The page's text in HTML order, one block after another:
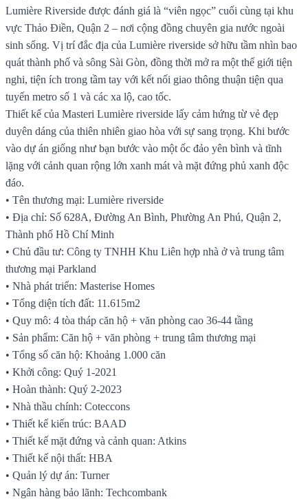
Lumière Riverside được đánh giá là “viên ngọc” cuối cùng tại khu
vực Thảo Điền, Quận 2 – nơi cộng đồng chuyên gia nước ngoài
sinh sống. Vị trí đắc địa của Lumière riverside sở hữu tầm nhìn bao
quát thành phố và sông Sài Gòn, đồng thời mở ra một thế giới tiện
nghi, tiện ích trong tầm tay với kết nối giao thông thuận tiện qua
tuyến metro số 1 và các xa lộ, cao tốc.
Thiết kế của Masteri Lumière riverside lấy cảm hứng từ vẻ đẹp
duyên dáng của thiên nhiên giao hòa với sự sang trọng. Khi bước
vào dự án giống như bạn bước vào một ốc đảo yên bình và tĩnh
lặng với cảnh quan rộng lớn xanh mát và mặt đứng phủ xanh độc
đáo.
• Tên thương mại: Lumière riverside
• Địa chỉ: Số 628A, Đường An Bình, Phường An Phú, Quận 2,
Thành phố Hồ Chí Minh
• Chủ đầu tư: Công ty TNHH Khu Liên hợp nhà ở và trung tâm
thương mại Parkland
• Nhà phát triển: Masterise Homes
• Tổng diện tích đất: 11.615m2
• Quy mô: 4 tòa tháp căn hộ + văn phòng cao 36-44 tầng
• Sản phẩm: Căn hộ + văn phòng + trung tâm thương mại
• Tổng số căn hộ: Khoảng 1.000 căn
• Khởi công: Quý 1-2021
• Hoàn thành: Quý 2-2023
• Nhà thầu chính: Coteccons
• Thiết kế kiến trúc: BAAD
• Thiết kế mặt đứng và cảnh quan: Atkins
• Thiết kế nội thất: HBA
• Quản lý dự án: Turner
• Ngân hàng bảo lãnh: Techcombank